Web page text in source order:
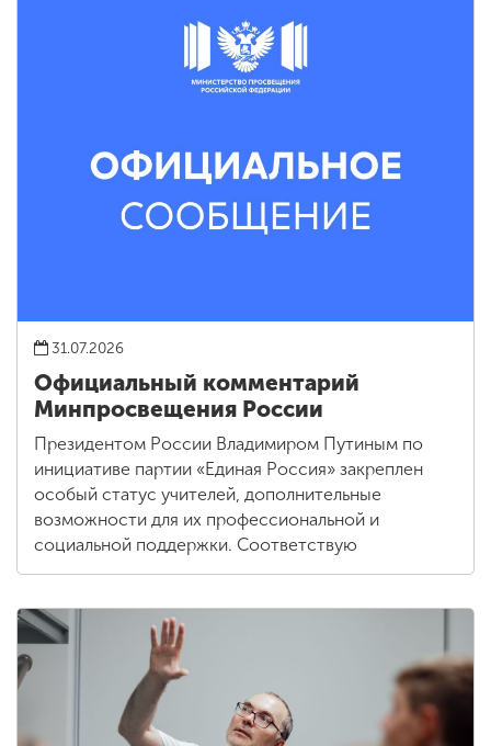
31.07.2026
Официальный комментарий
Минпросвещения России
Президентом России Владимиром Путиным по
инициативе партии «Единая Россия» закреплен
особый статус учителей, дополнительные
возможности для их профессиональной и
социальной поддержки. Соответствую